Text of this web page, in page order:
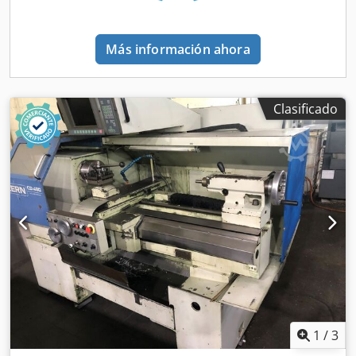
1310 mm Chjdpsv Tc Dtefx Aggea Motor del husillo: 5,5 kW
Cambiador de herramientas: Sauter Ranuras para
herramientas: 8 Portaherramientas: VDI 30 Incluido en la
mandril de 3 mordazas que incluye 4 * 3 mordazas
intercambiables, centro vivo También disponible: 2*
Portaherramientas de pinza incl. pinzas Varias puntas de
centrado 4* Varios mandriles de 3 mordazas, varias
mordazas intercambiables para mandriles, 8* Portabarras
de mandrinar, 10* Portaherramientas radiales derecho, 3*
Mandriles de taladro, Mordazas de mandrinar suaves El
transporte y la carga se pueden organizar bajo petición y
por un coste adicional. Organizarse en toda Europa.
Precios más IVA Se puede visitar con cita previa.
Contáctanos, nuestro equipo estará encantado de
ayudarte. ¡Permuta o cambio posible! Compra/venta de
máquinas COMPRA/VENTA DE MAQUINARIA DE
PRODUCCIÓN, METALURGIA Y MUCHO MÁS. ¿Necesita una
máquina para trabajar metales de alta calidad y a la vez
Más información ahora
Clasificado
1 /3